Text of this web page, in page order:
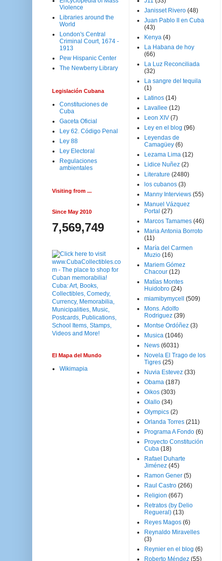
Violence
Libraries around the
World
London's Central
Criminal Court, 1674 -
1913
Pew Hispanic Center
The Newberry Library
Legislación Cubana
Constituciones de
Cuba
Gaceta Oficial
Ley 62. Código Penal
Ley 88
Ley Electoral
Regulaciones
ambientales
Visiting from ...
Since May 2010
7,569,749
El Mapa del Mundo
Wikimapia
Janisset Rivero (48)
Juan Pablo II en Cuba
(43)
Kenya (4)
La Habana de hoy
(66)
La Luz Reconciliada
(32)
La sangre del tequila
(1)
Latinos (14)
Lavallee (12)
Leon XIV (7)
Ley en el blog (96)
Leyendas de
Camagüey (6)
Lezama Lima (12)
Lidice Nuñez (2)
Literature (2480)
los cubanos (3)
Manny Interviews (55)
Manuel Vázquez
Portal (27)
Marcos Tamames (46)
Maria Antonia Borroto
(11)
María del Carmen
Muzio (16)
Mariem Gómez
Chacour (12)
Matías Montes
Huidobro (24)
miamibymycell
(509)
Mons. Adolfo
Rodriguez (39)
Montse Ordóñez (3)
Musica (1046)
News (6031)
Novela El Trago de los
Tigres (25)
Nuvia Estevez (33)
Obama (187)
Oikos (303)
Olallo (34)
Olympics (2)
Orlanda Torres (211)
Programa A Fondo (6)
Proyecto Constitución
Cuba (18)
Rafael Duharte
Jiménez (45)
Ramon Gener (5)
Raul Castro (266)
Religion (667)
Retratos (by Delio
Regueral) (13)
Reyes Magos (6)
Reynaldo Miravelles
(3)
Reynier en el blog (6)
Roberto Méndez (55)